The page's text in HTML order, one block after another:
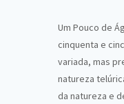
Um Pouco de
cinquenta e
variada, mas
natureza
da natureza e